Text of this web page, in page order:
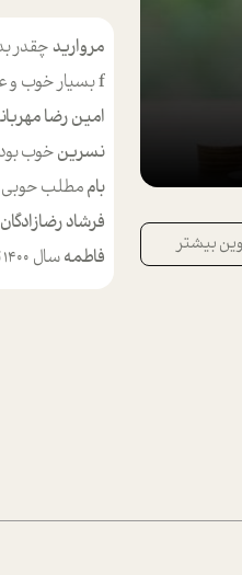
بیشتر
مرواریدچقدر بد نوشتی هی
fبسیار خوب و
امین رضا
نسرینخوب بود
باممطلب حوبی ولی ازکتابهای اقای حلت درکافه بازاریا
فرشاد رضازادگان
فاطمهسال ۱۴۰۰ تک فرزندم رو از دست دادم و هر چی میگذره حالم بدتر میشه و دلتنگتر تنایی رو ترجیح دادم و معاشرت برام سخت شده